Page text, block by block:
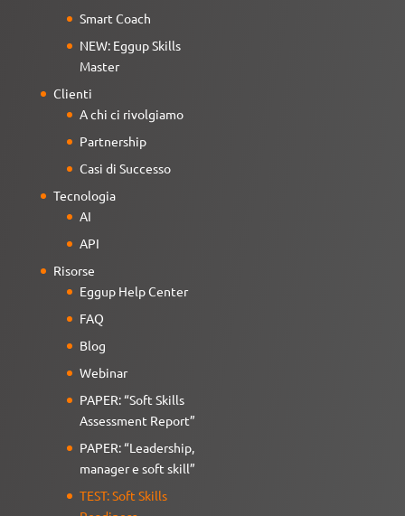
Smart Coach
NEW: Eggup Skills
Master
Clienti
A chi ci rivolgiamo
Partnership
Casi di Successo
Tecnologia
AI
API
Risorse
Eggup Help Center
FAQ
Blog
Webinar
PAPER: “Soft Skills
Assessment Report”
PAPER: “Leadership,
manager e soft skill”
TEST: Soft Skills